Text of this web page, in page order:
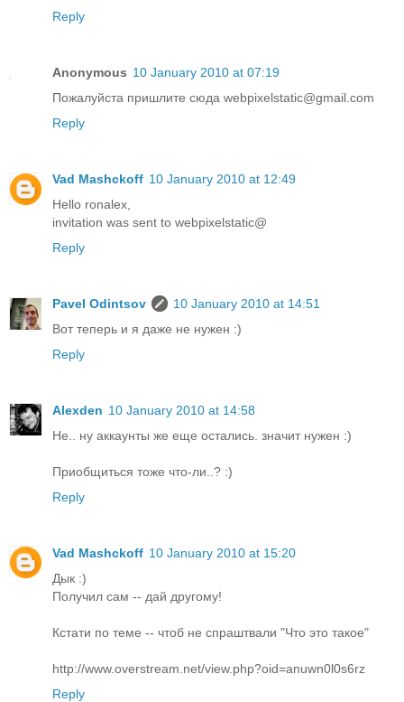
Reply
Anonymous 10 January 2010 at 07:19
Пожалуйста пришлите сюда webpixelstatic@gmail.com
Reply
Vad Mashckoff 10 January 2010 at 12:49
Hello ronalex,
invitation was sent to webpixelstatic@
Reply
Pavel Odintsov
10 January 2010 at 14:51
Вот теперь и я даже не нужен :)
Reply
Alexden 10 January 2010 at 14:58
Не.. ну аккаунты же еще остались. значит нужен :)
Приобщиться тоже что-ли..? :)
Reply
Vad Mashckoff 10 January 2010 at 15:20
Дык :)
Получил сам -- дай другому!
Кстати по теме -- чтоб не спраштвали "Что это такое"
http://www.overstream.net/view.php?oid=anuwn0l0s6rz
Reply